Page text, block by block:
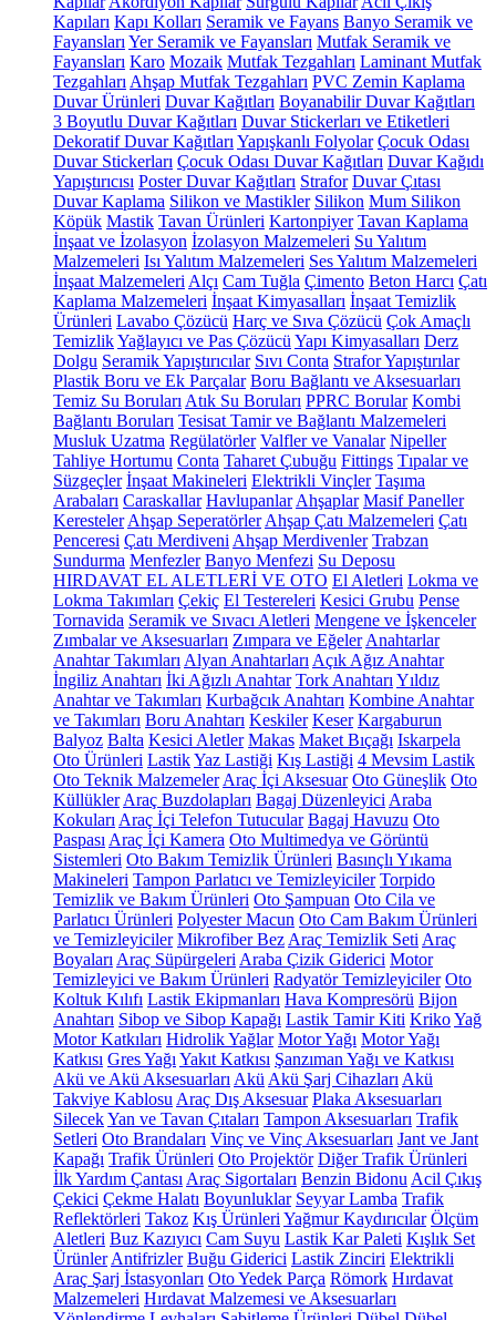
Kapıları Kapı Kolları Seramik ve Fayans Banyo Seramik ve
Fayansları Yer Seramik ve Fayansları Mutfak Seramik ve
Fayansları Karo Mozaik Mutfak Tezgahları Laminant Mutfak
Tezgahları Ahşap Mutfak Tezgahları PVC Zemin Kaplama
Duvar Ürünleri Duvar Kağıtları Boyanabilir Duvar Kağıtları
3 Boyutlu Duvar Kağıtları Duvar Stickerları ve Etiketleri
Dekoratif Duvar Kağıtları Yapışkanlı Folyolar Çocuk Odası
Duvar Stickerları Çocuk Odası Duvar Kağıtları Duvar Kağıdı
Yapıştırıcısı Poster Duvar Kağıtları Strafor Duvar Çıtası
Duvar Kaplama Silikon ve Mastikler Silikon Mum Silikon
Köpük Mastik Tavan Ürünleri Kartonpiyer Tavan Kaplama
İnşaat ve İzolasyon İzolasyon Malzemeleri Su Yalıtım
Malzemeleri Isı Yalıtım Malzemeleri Ses Yalıtım Malzemeleri
İnşaat Malzemeleri Alçı Cam Tuğla Çimento Beton Harcı Çatı
Kaplama Malzemeleri İnşaat Kimyasalları İnşaat Temizlik
Ürünleri Lavabo Çözücü Harç ve Sıva Çözücü Çok Amaçlı
TemizlikYağlayıcı ve Pas Çözücü Yapı Kimyasalları Derz
Dolgu Seramik Yapıştırıcılar Sıvı Conta Strafor Yapıştırılar
Plastik Boru ve Ek Parçalar Boru Bağlantı ve Aksesuarları
Temiz Su Boruları Atık Su Boruları PPRC Borular Kombi
Bağlantı Boruları Tesisat Tamir ve Bağlantı Malzemeleri
Musluk Uzatma Regülatörler Valfler ve Vanalar Nipeller
Tahliye Hortumu Conta Taharet Çubuğu Fittings Tıpalar ve
Süzgeçler İnşaat Makineleri Elektrikli Vinçler Taşıma
Arabaları Caraskallar Havlupanlar Ahşaplar Masif Paneller
Keresteler Ahşap Seperatörler Ahşap Çatı Malzemeleri Çatı
Penceresi Çatı Merdiveni Ahşap Merdivenler Trabzan
Sundurma Menfezler Banyo Menfezi Su Deposu
HIRDAVAT EL ALETLERİ VE OTO El Aletleri Lokma ve
Lokma Takımları Çekiç El Testereleri Kesici Grubu Pense
Tornavida Seramik ve Sıvacı Aletleri Mengene ve İşkenceler
Zımbalar ve Aksesuarları Zımpara ve Eğeler Anahtarlar
Anahtar Takımları Alyan Anahtarları Açık Ağız Anahtar
İngiliz Anahtarı İki Ağızlı Anahtar Tork Anahtarı Yıldız
Anahtar ve Takımları Kurbağcık Anahtarı Kombine Anahtar
ve Takımları Boru Anahtarı Keskiler Keser Kargaburun
Balyoz Balta Kesici Aletler Makas Maket Bıçağı Iskarpela
Oto Ürünleri LastikYaz Lastiği Kış Lastiği 4 Mevsim Lastik
Oto Teknik Malzemeler Araç İçi Aksesuar Oto Güneşlik Oto
Küllükler Araç Buzdolapları Bagaj Düzenleyici Araba
Kokuları Araç İçi Telefon Tutucular Bagaj Havuzu Oto
Paspası Araç İçi Kamera Oto Multimedya ve Görüntü
Sistemleri Oto Bakım Temizlik Ürünleri Basınçlı Yıkama
Makineleri Tampon Parlatıcı ve Temizleyiciler Torpido
Temizlik ve Bakım Ürünleri Oto Şampuan Oto Cila ve
Parlatıcı Ürünleri Polyester Macun Oto Cam Bakım Ürünleri
ve Temizleyiciler Mikrofiber Bez Araç Temizlik Seti Araç
Boyaları Araç Süpürgeleri Araba Çizik Giderici Motor
Temizleyici ve Bakım Ürünleri Radyatör Temizleyiciler Oto
Koltuk Kılıfı Lastik Ekipmanları Hava Kompresörü Bijon
Anahtarı Sibop ve Sibop Kapağı Lastik Tamir Kiti KrikoYağ
Motor Katkıları Hidrolik Yağlar Motor Yağı Motor Yağı
Katkısı Gres Yağı Yakıt Katkısı Şanzıman Yağı ve Katkısı
Akü ve Akü Aksesuarları Akü Akü Şarj Cihazları Akü
Takviye Kablosu Araç Dış Aksesuar Plaka Aksesuarları
SilecekYan ve Tavan Çıtaları Tampon Aksesuarları Trafik
Setleri Oto Brandaları Vinç ve Vinç Aksesuarları Jant ve Jant
Kapağı Trafik Ürünleri Oto Projektör Diğer Trafik Ürünleri
İlk Yardım Çantası Araç Sigortaları Benzin Bidonu Acil Çıkış
Çekici Çekme Halatı Boyunluklar Seyyar Lamba Trafik
Reflektörleri Takoz Kış Ürünleri Yağmur Kaydırıcılar Ölçüm
Aletleri Buz Kazıyıcı Cam Suyu Lastik Kar Paleti Kışlık Set
Ürünler Antifrizler Buğu Giderici Lastik Zinciri Elektrikli
Araç Şarj İstasyonları Oto Yedek Parça Römork Hırdavat
Malzemeleri Hırdavat Malzemesi ve Aksesuarları